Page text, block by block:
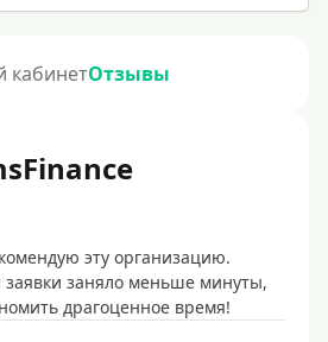
кабинетОтзывы
эту организацию.
заявки заняло меньше минуты,
драгоценное время!